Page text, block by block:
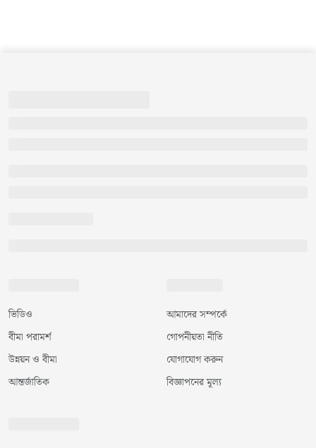
ভিডিও
বীমা পরামর্শ
উন্নয়ন ও বীমা
আন্তর্জাতিক
আমাদের সম্পর্কে
গোপনীয়তা নীতি
যোগাযোগ করুন
বিজ্ঞাপনের মূল্য